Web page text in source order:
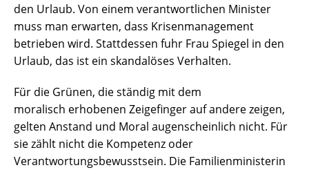
den Urlaub. Von einem verantwortlichen Minister
muss man erwarten, dass Krisenmanagement
betrieben wird. Stattdessen fuhr Frau Spiegel in den
Urlaub, das ist ein skandalöses Verhalten.
Für die Grünen, die ständig mit dem
moralisch erhobenen Zeigefinger auf andere zeigen,
gelten Anstand und Moral augenscheinlich nicht. Für
sie zählt nicht die Kompetenz oder
Verantwortungsbewusstsein. Die Familienministerin